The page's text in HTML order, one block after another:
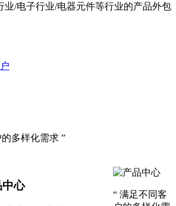
业/电子行业/电器元件等行业的产品外包
多样化需求 ”
心
“ 满足不同客